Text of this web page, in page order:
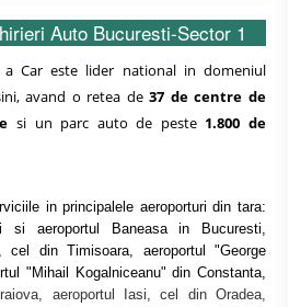
Auto Bucuresti-Sector 1
a Car este lider national in domeniul
avand o retea de37 de centre de
si un parc auto de peste 1.800 de
in principalele aeroporturi din tara:
si aeroportul Baneasa in Bucuresti,
cel din Timisoara, aeroportul "George
"Mihail Kogalniceanu" din Constanta,
aeroportul Iasi, cel din Oradea,